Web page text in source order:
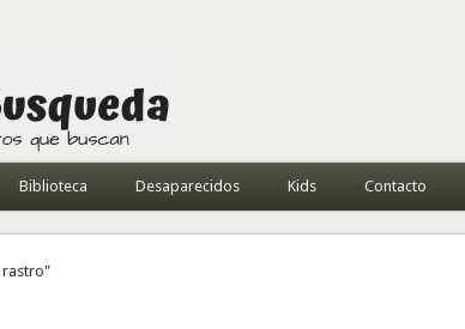
Biblioteca Desaparecidos Kids Contacto
rastro"